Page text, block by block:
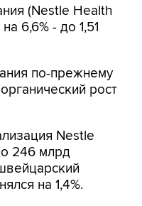
(Nestle Health
6,6% - до 1,51
по-прежнему
рост
Nestle
246 млрд
на 1,4%.